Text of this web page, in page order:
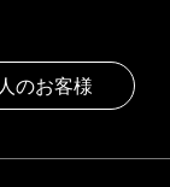
のお客様